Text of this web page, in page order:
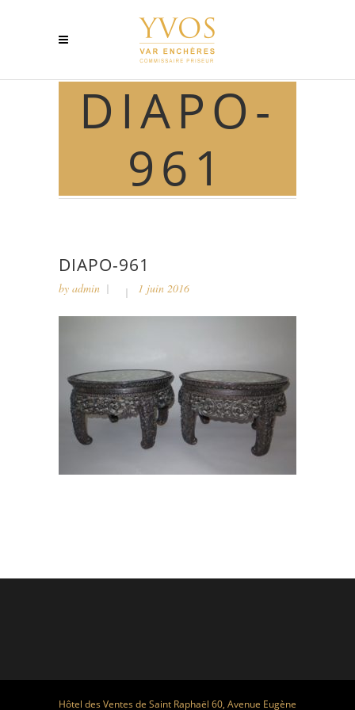
DIAPO-
961
DIAPO-961
by admin 1 juin 2016
Hôtel des Ventes de Saint Raphaël 60, Avenue Eugène